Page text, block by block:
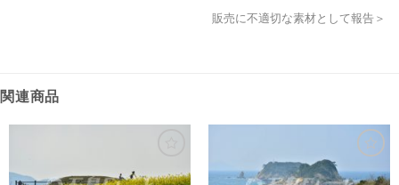
販売に不適切な素材として報告＞
関連商品